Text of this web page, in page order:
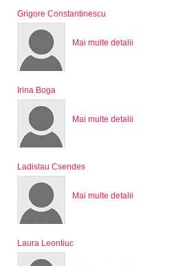
Grigore Constantinescu
Mai multe detalii
Irina Boga
Mai multe detalii
Ladislau Csendes
Mai multe detalii
Laura Leontiuc